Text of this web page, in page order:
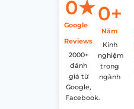
Google
Reviews
0★
2000+
đánh
giá từ
Google,
Facebook.
Năm
0+
Kinh
nghiệm
trong
ngành